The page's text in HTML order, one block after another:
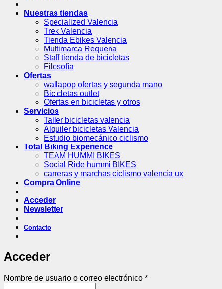
Nuestras tiendas
Specialized Valencia
Trek Valencia
Tienda Ebikes Valencia
Multimarca Requena
Staff tienda de bicicletas
Filosofía
Ofertas
wallapop ofertas y segunda mano
Bicicletas outlet
Ofertas en bicicletas y otros
Servicios
Taller bicicletas valencia
Alquiler bicicletas Valencia
Estudio biomecánico ciclismo
Total Biking Experience
TEAM HUMMI BIKES
Social Ride hummi BIKES
carreras y marchas ciclismo valencia ux
Compra Online
Acceder
Newsletter
Contacto
Acceder
Nombre de usuario o correo electrónico *Obligatorio